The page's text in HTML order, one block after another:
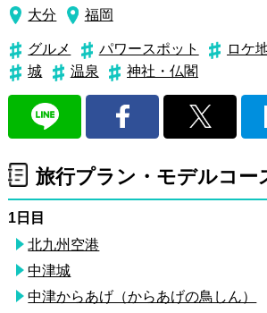
大分
福岡
グルメ パワースポット ロケ
城
温泉 神社・仏閣
旅行プラン・モデルコー
1日目
北九州空港
中津城
中津からあげ（からあげの鳥しん）